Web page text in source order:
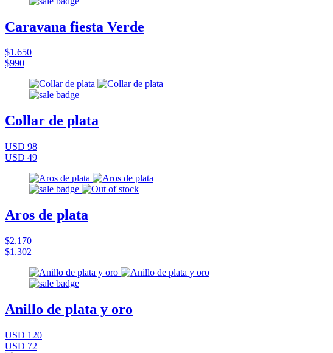
Caravana fiesta Verde
$1.650
$990
Collar de plata
USD 98
USD 49
Aros de plata
$2.170
$1.302
Anillo de plata y oro
USD 120
USD 72